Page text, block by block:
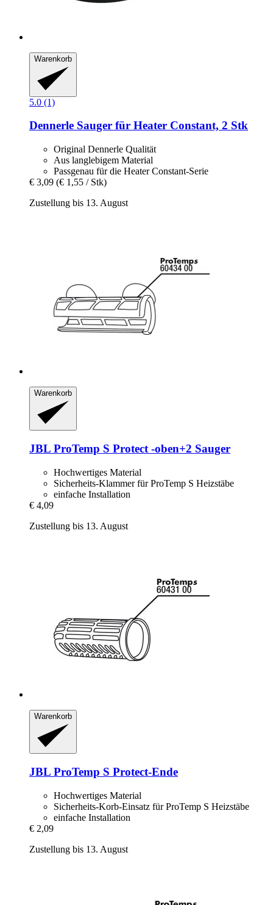
Warenkorb
5.0 (1)
Dennerle Sauger für Heater Constant, 2 Stk
Original Dennerle Qualität
Aus langlebigem Material
Passgenau für die Heater Constant-Serie
€ 3,09 (€ 1,55 / Stk)
Zustellung bis 13. August
Warenkorb
JBL ProTemp S Protect -​oben+2 Sauger
Hochwertiges Material
Sicherheits-Klammer für ProTemp S Heizstäbe
einfache Installation
€ 4,09
Zustellung bis 13. August
Warenkorb
JBL ProTemp S Protect-​Ende
Hochwertiges Material
Sicherheits-Korb-Einsatz für ProTemp S Heizstäbe
einfache Installation
€ 2,09
Zustellung bis 13. August